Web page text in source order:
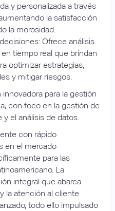
y personalizada a través
la satisfacción
la morosidad.
Ofrece análisis
tiempo real que brindan
optimizar estrategias,
y mitigar riesgos.
para la gestión
con foco en la gestión de
el análisis de datos.
con rápido
en el mercado
para las
La
integral que abarca
la atención al cliente
todo ello impulsado